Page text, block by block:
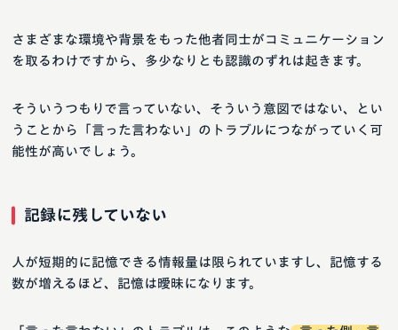
さまざまな環境や背景をもった他者同士がコミュニケーション
を取るわけですから、多少なりとも認識のずれは起きます。
そういうつもりで言っていない、そういう意図ではない、とい
うことから「言った言わない」のトラブルにつながっていく可
能性が高いでしょう。
記録に残していない
人が短期的に記憶できる情報量は限られていますし、記憶する
数が増えるほど、記憶は曖昧になります。